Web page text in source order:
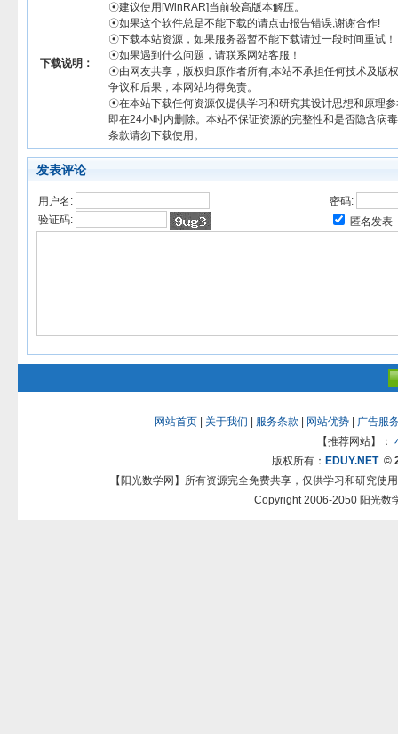
下载说明：
☉建议使用[WinRAR]当前较高版本解压。
☉如果这个软件总是不能下载的请点击报告错误,谢谢合作!
☉下载本站资源，如果服务器暂不能下载请过一段时间重试！
☉如果遇到什么问题，请联系网站客服！
☉由网友共享，版权归原作者所有,本站不承担任何技术及版
争议和后果，本网站均得免责。
☉在本站下载任何资源仅提供学习和研究其设计思想和原理
即在24小时内删除。本站不保证资源的完整性和是否隐含病
条款请勿下载使用。
发表评论
用户名:
密码:
验证码:
匿名发表
网站首页 关于我们 服务条款 网站优势
广告服
【推荐网站】：
版权所有： EDUY.NET©
【阳光数学网】所有资源完全免费共享，仅供学习和研究
Copyright 2006-2050 阳光数